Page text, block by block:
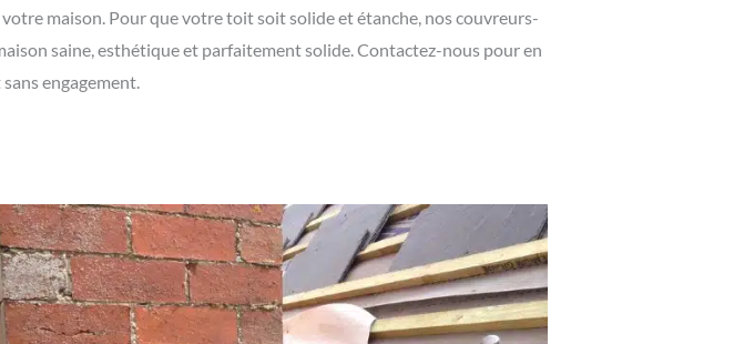
maison. Pour que votre toit soit solide et étanche, nos couvreurs-
saine, esthétique et parfaitement solide. Contactez-nous pour en
engagement.